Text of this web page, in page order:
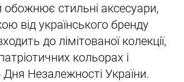
обожнює стильні аксесуари,
від українського бренду
до лімітованої колекції,
кольорах і
Дня Незалежності України.